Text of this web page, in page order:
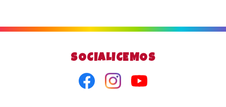
SOCIALICEMOS
FacebookInstagramYoutube